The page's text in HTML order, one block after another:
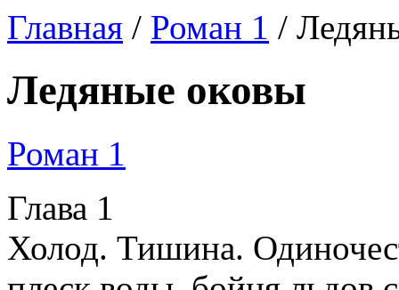
Главная / Роман 1 /
Ледяные оковы
Роман 1
Глава 1
Холод. Тишина.